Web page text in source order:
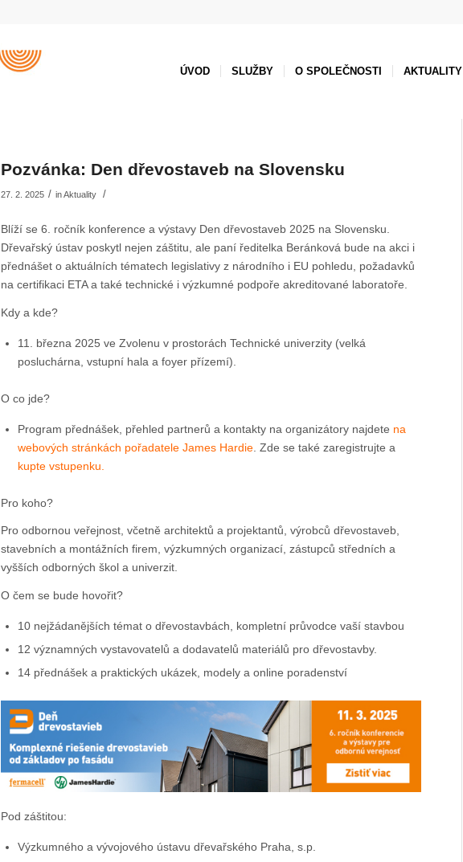
ÚVOD SLUŽBY O SPOLEČNOSTI AKTUALITY
Pozvánka: Den dřevostaveb na Slovensku
27. 2. 2025 / inAktuality /
Blíží se 6. ročník konference a výstavy Den dřevostaveb 2025 na Slovensku.
Dřevařský ústav poskytl nejen záštitu, ale paní ředitelka Beránková bude na akci i
přednášet o aktuálních tématech legislativy z národního i EU pohledu, požadavků
na certifikaci ETA a také technické i výzkumné podpoře akreditované laboratoře.
Kdy a kde?
11. března 2025 ve Zvolenu v prostorách Technické univerzity (velká
posluchárna, vstupní hala a foyer přízemí).
O co jde?
Program přednášek, přehled partnerů a kontakty na organizátory najdete na
webových stránkách pořadatele James Hardie . Zde se také zaregistrujte a
kupte vstupenku.
Pro koho?
Pro odbornou veřejnost, včetně architektů a projektantů, výrobců dřevostaveb,
stavebních a montážních firem, výzkumných organizací, zástupců středních a
vyšších odborných škol a univerzit.
O čem se bude hovořit?
10 nejžádanějších témat o dřevostavbách, kompletní průvodce vaší stavbou
12 významných vystavovatelů a dodavatelů materiálů pro dřevostavby.
14 přednášek a praktických ukázek, modely a online poradenství
Pod záštitou:
Výzkumného a vývojového ústavu dřevařského Praha, s.p.